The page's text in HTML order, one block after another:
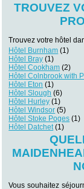
TROUVEZ
Trouvez votre hôtel
Hôtel Burnham (1)
Hôtel Bray (1)
Hôtel Cookham (2)
Hôtel Colnbrook with
Hôtel Eton (1)
Hôtel Slough (6)
Hôtel Hurley (1)
Hôtel Windsor (5)
Hôtel Stoke Poges (1)
Hôtel Datchet(1)
Vous souhaitez